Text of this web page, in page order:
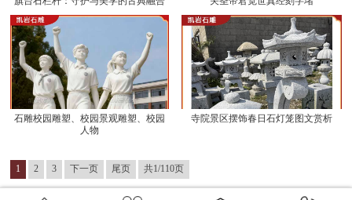
石雕校园雕塑、校园景观雕塑、校园
人物
寺院景区摆饰春日石灯笼图文赏析
1 2 3 下一页 尾页 共1/110页